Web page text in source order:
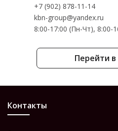
Перейти
+7 (902) 878-11-14
kbn-group@yandex.ru
8:00-17:00 (Пн-Чт), 8:00-
Контакты